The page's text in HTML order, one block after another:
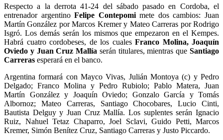
Respecto a la derrota 41-24 del sábado pasado en Cordoba, el
entrenador argentinoFelipe Contepomimete dos cambios: Juan
Martín González por Marcos Kremer y Mateo Carreras por Rodrigo
Isgró. Los demás serán los mismos que empezaron en el Kempes.
Habrá cuatro cordobeses, de los cuales Franco Molina, Joaquín
Oviedo y Juan Cruz Mallía serán titulares, mientras queSantiago
Carreras esperará en el banco.
Argentina formará con Mayco Vivas, Julián Montoya (c) y Pedro
Delgado; Franco Molina y Pedro Rubiolo; Pablo Matera, Juan
Martín González y Joaquín Oviedo; Gonzalo García y Tomás
Albornoz; Mateo Carreras, Santiago Chocobares, Lucio Cinti,
Bautista Delguy y Juan Cruz Mallía. Los suplentes serán Ignacio
Ruiz, Nahuel Tetaz Chaparro, Joel Sclavi, Guido Petti, Marcos
Kremer, Simón Benítez Cruz, Santiago Carreras y Justo Piccardo.